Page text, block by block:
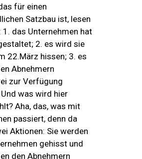
für einen
Satzbau ist, lesen
1. das Unternehmen hat
2. es wird sie
22.März hissen; 3. es
Abnehmern
zur Verfügung
was wird hier
Aha, das, was mit
passiert, denn da
Aktionen: Sie werden
gehisst und
den Abnehmern